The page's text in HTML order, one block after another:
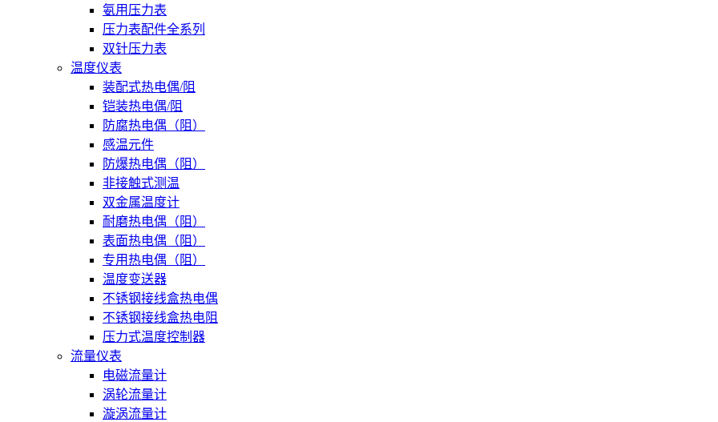
氨用压力表
压力表配件全系列
双针压力表
温度仪表
装配式热电偶/阻
铠装热电偶/阻
防腐热电偶（阻）
感温元件
防爆热电偶（阻）
非接触式测温
双金属温度计
耐磨热电偶（阻）
表面热电偶（阻）
专用热电偶（阻）
温度变送器
不锈钢接线盒热电偶
不锈钢接线盒热电阻
压力式温度控制器
流量仪表
电磁流量计
涡轮流量计
漩涡流量计